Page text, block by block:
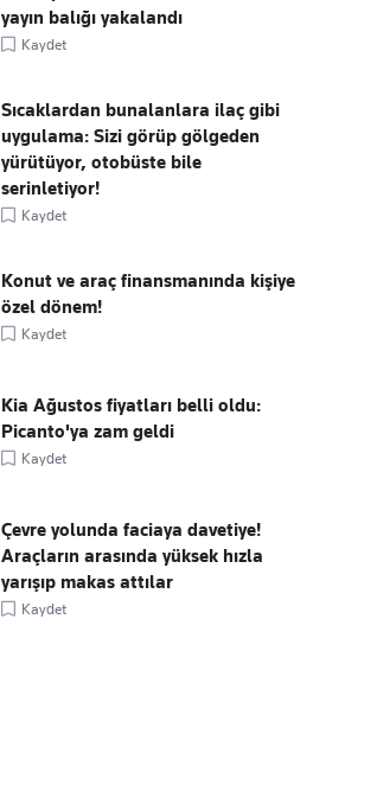
yayın balığı yakalandı
Kaydet
Sıcaklardan bunalanlara ilaç gibi
uygulama: Sizi görüp gölgeden
yürütüyor, otobüste bile
serinletiyor!
Kaydet
Konut ve araç finansmanında kişiye
özel dönem!
Kaydet
Kia Ağustos fiyatları belli oldu:
Picanto'ya zam geldi
Kaydet
Çevre yolunda faciaya davetiye!
Araçların arasında yüksek hızla
yarışıp makas attılar
Kaydet